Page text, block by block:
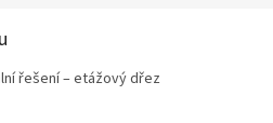
řešení – etážový dřez